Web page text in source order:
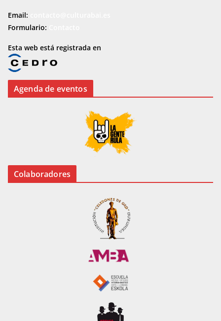
Email:
Formulario:
Esta web está registrada en
Agenda de eventos
Colaboradores